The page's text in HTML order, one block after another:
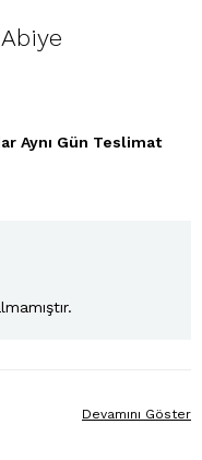
Aynı Gün Teslimat
Devamını Göster